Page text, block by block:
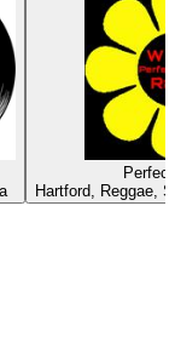
Hartford, Reggae,